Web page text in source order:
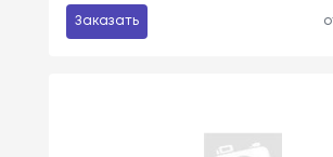
Заказать